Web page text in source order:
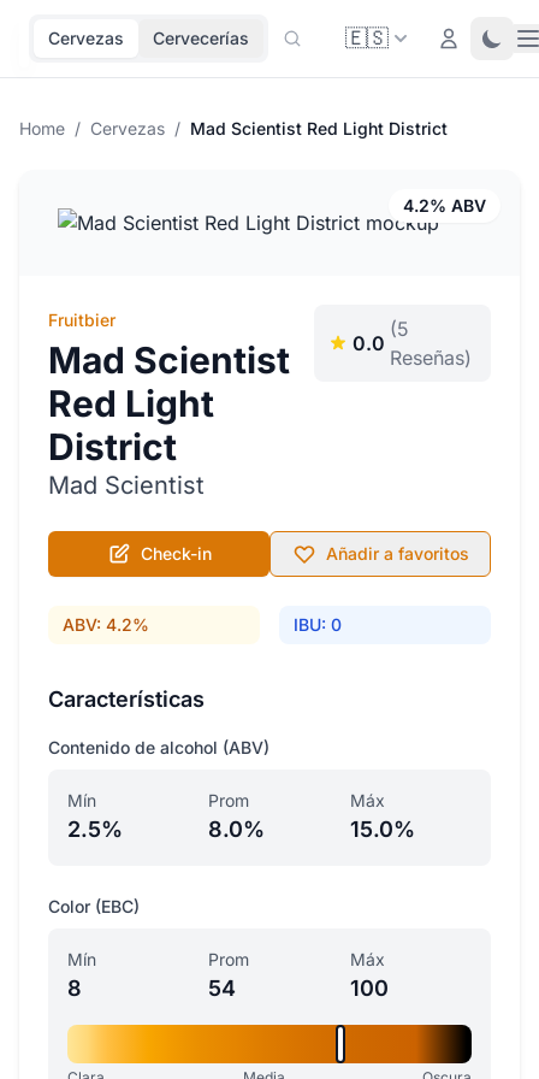
Cervezas Cervecerías 🇪🇸 Login
Home / Cervezas / Mad Scientist Red Light District
4.2% ABV
Fruitbier
Mad Scientist
Red Light
District
Mad Scientist
0.0
(5
Reseñas)
Check-in Añadir a favoritos
ABV: 4.2% IBU: 0
Características
Contenido de alcohol (ABV)
Mín
2.5%
Prom
8.0%
Máx
15.0%
Color (EBC)
Mín
8
Prom
54
Máx
100